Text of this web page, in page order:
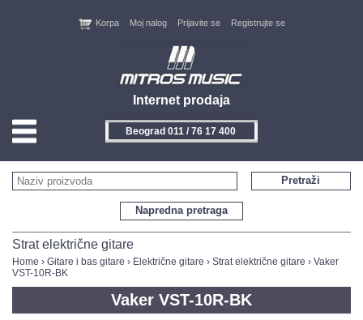
Internet prodaja
Korpa Moj nalog Prijavite se Registrujte se
Beograd 011 / 76 17 400
HOME
KONTAKT
NOVITETI
Napredna pretraga
Pretraži
Strat električne gitare
Home › Gitare i bas gitare › Električne gitare › Strat električne gitare › Vaker
VST-10R-BK
Vaker VST-10R-BK